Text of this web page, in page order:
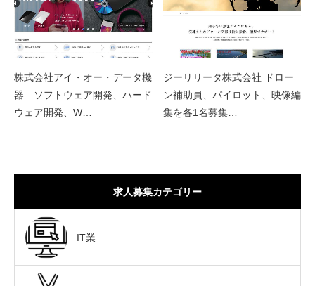
株式会社アイ・オー・データ機
器 ソフトウェア開発、ハード
ウェア開発、W…
ジーリリータ株式会社 ドロー
ン補助員、パイロット、映像編
集を各1名募集…
求人募集カテゴリー
IT業